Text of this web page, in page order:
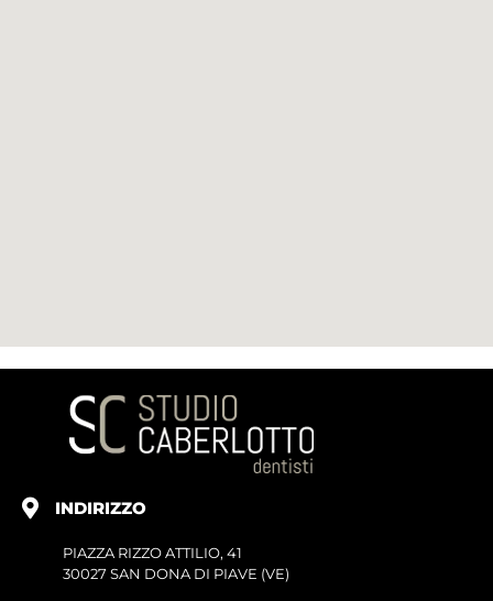
INDIRIZZO
PIAZZA RIZZO ATTILIO, 41
30027 SAN DONA DI PIAVE (VE)